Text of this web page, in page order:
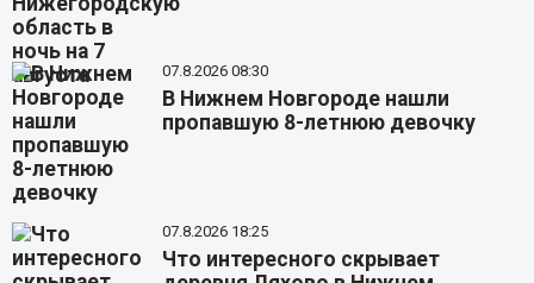
07.8.2026 08:30
В Нижнем Новгороде нашли
пропавшую 8-летнюю девочку
07.8.2026 18:25
Что интересного скрывает